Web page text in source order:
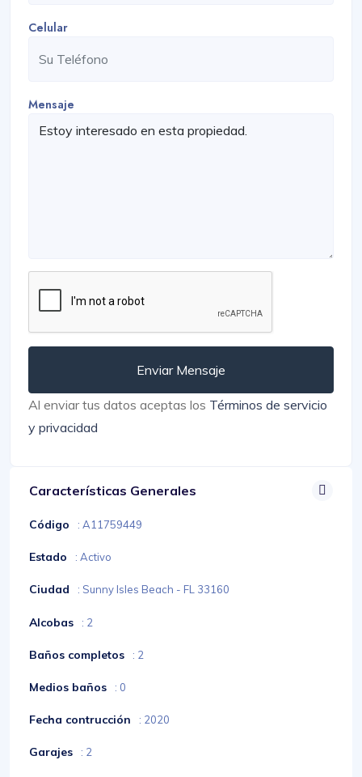
Celular
Mensaje
Enviar Mensaje
Al enviar tus datos aceptas los Términos de servicio
y privacidad
Características Generales
Código : A11759449
Estado : Activo
Ciudad : Sunny Isles Beach - FL 33160
Alcobas : 2
Baños completos : 2
Medios baños : 0
Fecha contrucción : 2020
Garajes : 2